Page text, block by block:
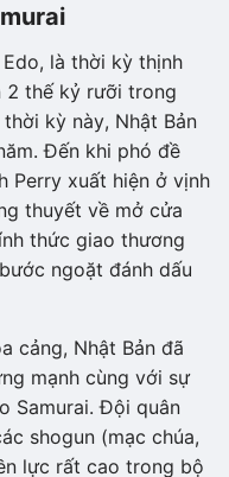
là thời kỳ thịnh
2 thế kỷ rưỡi trong
kỳ này, Nhật Bản
Đến khi phó đề
Perry xuất hiện ở vịnh
thuyết về mở cửa
thức giao thương
ngoặt đánh dấu
cảng, Nhật Bản đã
mạnh cùng với sự
Samurai. Đội quân
shogun (mạc chúa,
lực rất cao trong bộ